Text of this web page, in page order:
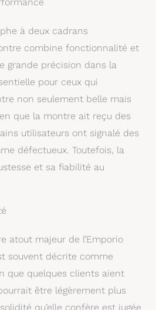
à deux cadrans
combine fonctionnalité et
grande précision dans la
pour ceux qui
non seulement belle mais
que la montre ait reçu des
utilisateurs ont signalé des
défectueux. Toutefois, la
et sa fiabilité au
atout majeur de l’Emporio
souvent décrite comme
que quelques clients aient
être légèrement plus
qu’elle confère est jugée